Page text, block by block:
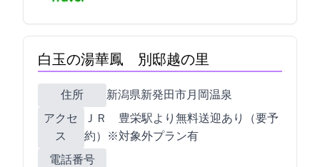
白玉の湯華鳳 別邸越の里
住所
新潟県新発田市月岡温泉134
アクセ
ス
ＪＲ 豊栄駅より無料送迎あり（要予
約）※対象外プラン有
電話番号